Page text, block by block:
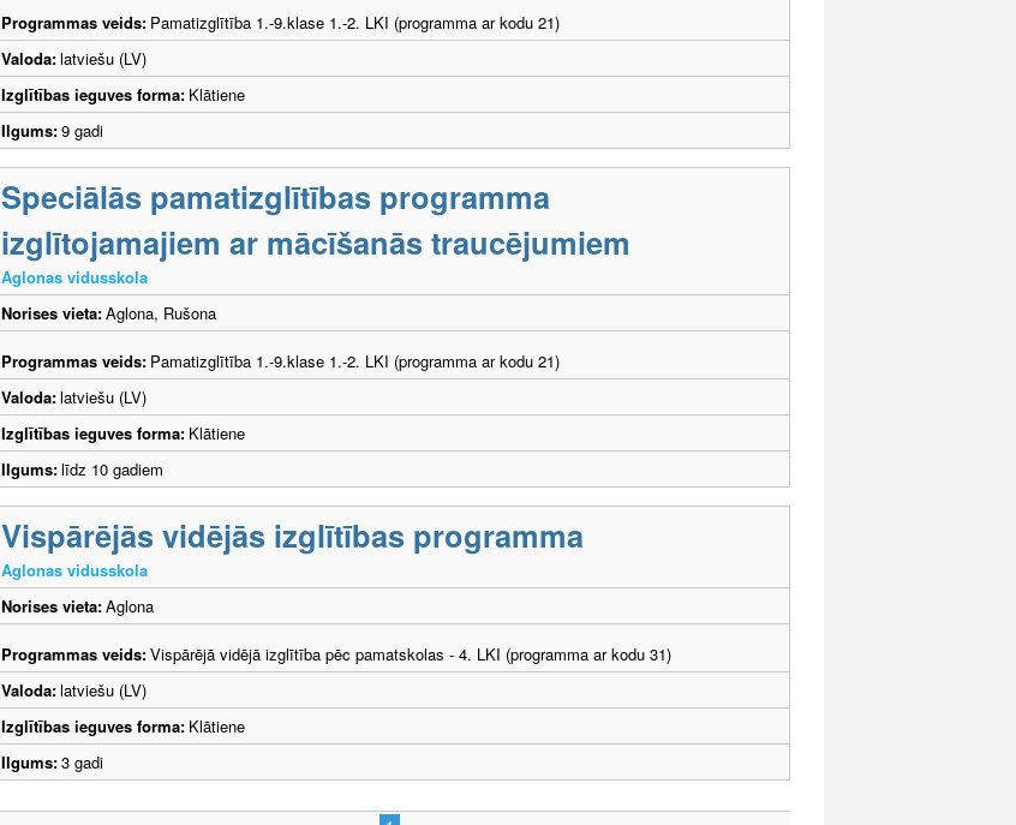
Programmas veids: Pamatizglītība 1.-9.klase 1.-2. LKI (programma ar kodu 21)
Valoda:latviešu (LV)
Izglītības ieguves forma: Klātiene
Ilgums:9 gadi
Speciālās pamatizglītības programma
izglītojamajiem ar mācīšanās traucējumiem
Aglonas vidusskola
Norises vieta:Aglona, Rušona
Programmas veids: Pamatizglītība 1.-9.klase 1.-2. LKI (programma ar kodu 21)
Valoda:latviešu (LV)
Izglītības ieguves forma: Klātiene
Ilgums:līdz 10 gadiem
Vispārējās vidējās izglītības programma
Aglonas vidusskola
Norises vieta:Aglona
Programmas veids:Vispārējā vidējā izglītība pēc pamatskolas - 4. LKI (programma ar kodu 31)
Valoda:latviešu (LV)
Izglītības ieguves forma: Klātiene
Ilgums:3 gadi